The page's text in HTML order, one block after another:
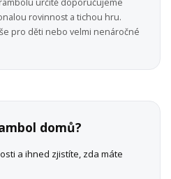
rovinnost a tichou hru.
pro děti nebo velmi nenáročné
domů?
a ihned zjistíte, zda máte